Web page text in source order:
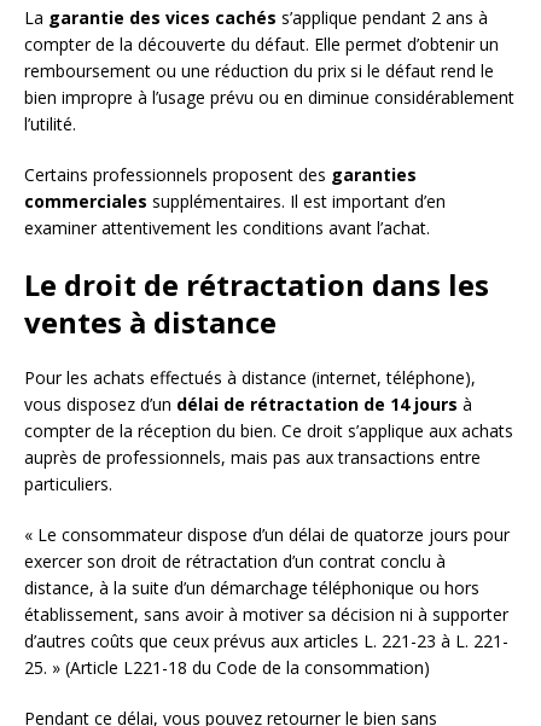
La garantie des vices cachés s’applique pendant 2 ans à
compter de la découverte du défaut. Elle permet d’obtenir un
remboursement ou une réduction du prix si le défaut rend le
bien impropre à l’usage prévu ou en diminue considérablement
l’utilité.
Certains professionnels proposent des garanties
commerciales supplémentaires. Il est important d’en
examiner attentivement les conditions avant l’achat.
Le droit de rétractation dans les
ventes à distance
Pour les achats effectués à distance (internet, téléphone),
vous disposez d’un délai de rétractation de 14 jours à
compter de la réception du bien. Ce droit s’applique aux achats
auprès de professionnels, mais pas aux transactions entre
particuliers.
« Le consommateur dispose d’un délai de quatorze jours pour
exercer son droit de rétractation d’un contrat conclu à
distance, à la suite d’un démarchage téléphonique ou hors
établissement, sans avoir à motiver sa décision ni à supporter
d’autres coûts que ceux prévus aux articles L. 221-23 à L. 221-
25. » (Article L221-18 du Code de la consommation)
Pendant ce délai, vous pouvez retourner le bien sans